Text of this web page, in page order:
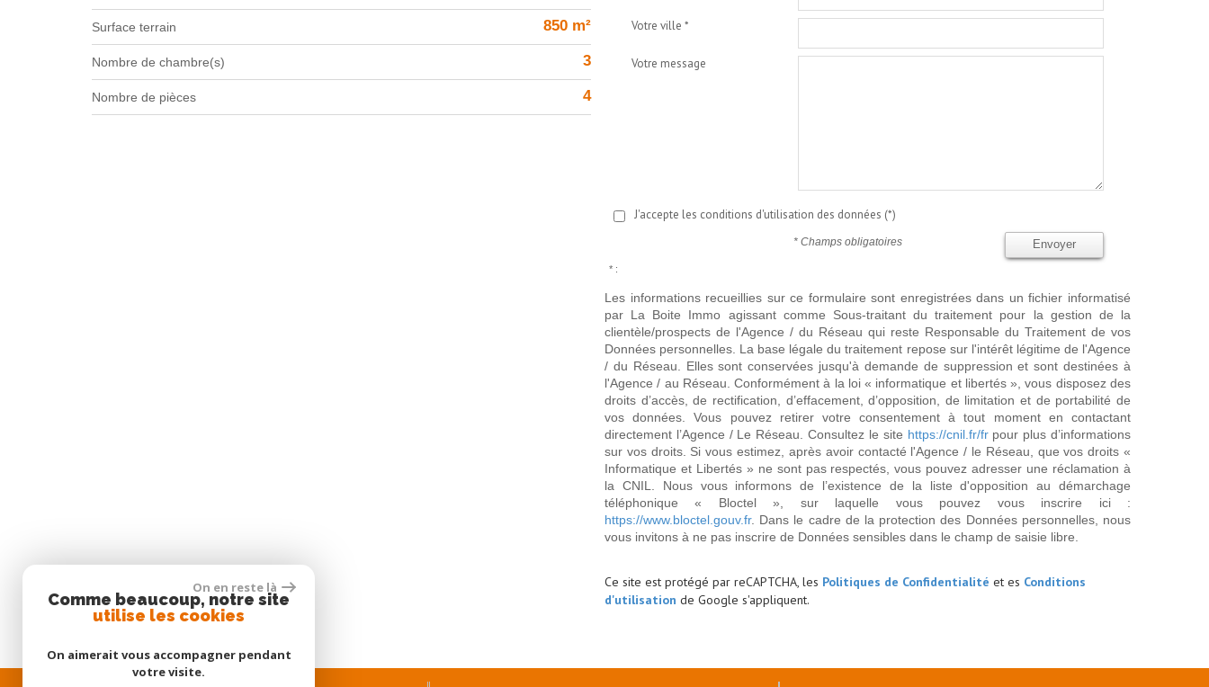
surface terrain 850 m²
Nombre de chambre(s) 3
Nombre de pièces 4
Votre ville *
Votre message
J'accepte les conditions d'utilisation des données (*)
Envoyer
* Champs obligatoires
* :
Les informations recueillies sur ce formulaire sont enregistrées dans un fichier informatisé
par La Boite Immo agissant comme Sous-traitant du traitement pour la gestion de la
clientèle/prospects de l'Agence / du Réseau qui reste Responsable du Traitement de vos
Données personnelles. La base légale du traitement repose sur l'intérêt légitime de l'Agence
/ du Réseau. Elles sont conservées jusqu'à demande de suppression et sont destinées à
l'Agence / au Réseau. Conformément à la loi « informatique et libertés », vous disposez des
droits d’accès, de rectification, d’effacement, d’opposition, de limitation et de portabilité de
vos données. Vous pouvez retirer votre consentement à tout moment en contactant
directement l’Agence / Le Réseau. Consultez le site https://cnil.fr/frpour plus d’informations
sur vos droits. Si vous estimez, après avoir contacté l'Agence / le Réseau, que vos droits «
Informatique et Libertés » ne sont pas respectés, vous pouvez adresser une réclamation à
la CNIL. Nous vous informons de l’existence de la liste d'opposition au démarchage
téléphonique « Bloctel », sur laquelle vous pouvez vous inscrire ici :
https://www.bloctel.gouv.fr. Dans le cadre de la protection des Données personnelles, nous
vous invitons à ne pas inscrire de Données sensibles dans le champ de saisie libre.
Ce site est protégé par reCAPTCHA, les Politiques de Confidentialité et es Conditions
d'utilisation de Google s'appliquent.
On en reste là
Comme beaucoup, notre site
utilise les cookies
On aimerait vous accompagner pendant
votre visite.